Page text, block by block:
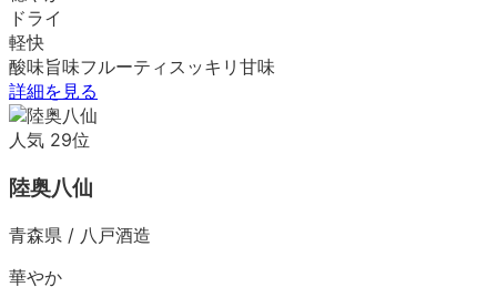
ドライ
軽快
酸味旨味フルーティ スッキリ 甘味
詳細を見る
人気 29位
陸奥八仙
青森県 / 八戸酒造
華やか